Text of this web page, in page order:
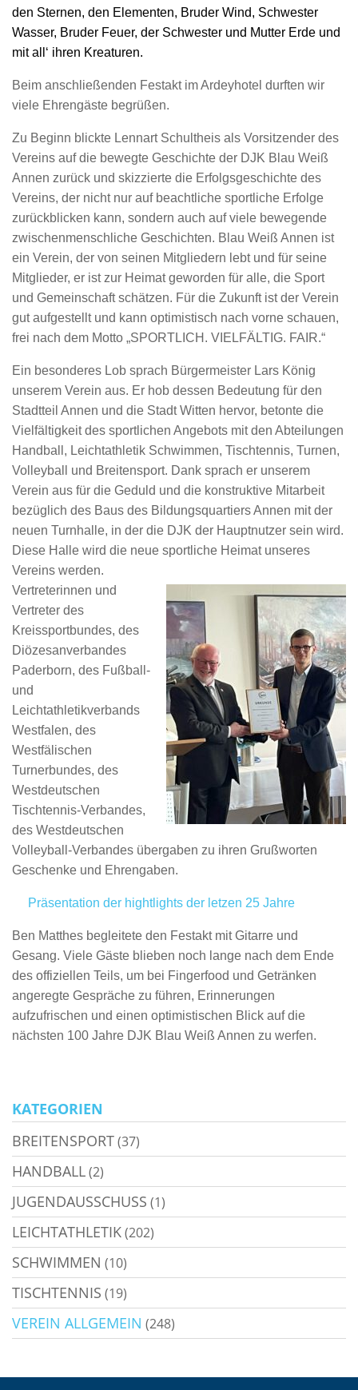
den Sternen, den Elementen, Bruder Wind, Schwester
Wasser, Bruder Feuer, der Schwester und Mutter Erde und
mit all‘ ihren Kreaturen.
Beim anschließenden Festakt im Ardeyhotel durften wir
viele Ehrengäste begrüßen.
Zu Beginn blickte Lennart Schultheis als Vorsitzender des
Vereins auf die bewegte Geschichte der DJK Blau Weiß
Annen zurück und skizzierte die Erfolgsgeschichte des
Vereins, der nicht nur auf beachtliche sportliche Erfolge
zurückblicken kann, sondern auch auf viele bewegende
zwischenmenschliche Geschichten. Blau Weiß Annen ist
ein Verein, der von seinen Mitgliedern lebt und für seine
Mitglieder, er ist zur Heimat geworden für alle, die Sport
und Gemeinschaft schätzen. Für die Zukunft ist der Verein
gut aufgestellt und kann optimistisch nach vorne schauen,
frei nach dem Motto „SPORTLICH. VIELFÄLTIG. FAIR.“
Ein besonderes Lob sprach Bürgermeister Lars König
unserem Verein aus. Er hob dessen Bedeutung für den
Stadtteil Annen und die Stadt Witten hervor, betonte die
Vielfältigkeit des sportlichen Angebots mit den Abteilungen
Handball, Leichtathletik Schwimmen, Tischtennis, Turnen,
Volleyball und Breitensport. Dank sprach er unserem
Verein aus für die Geduld und die konstruktive Mitarbeit
bezüglich des Baus des Bildungsquartiers Annen mit der
neuen Turnhalle, in der die DJK der Hauptnutzer sein wird.
Diese Halle wird die neue sportliche Heimat unseres
Vereins werden.
Vertreterinnen und
Vertreter des
Kreissportbundes, des
Diözesanverbandes
Paderborn, des Fußball-
und
Leichtathletikverbands
Westfalen, des
Westfälischen
Turnerbundes, des
Westdeutschen
Tischtennis-Verbandes,
des Westdeutschen
Volleyball-Verbandes übergaben zu ihren Grußworten
Geschenke und Ehrengaben.
Präsentation der hightlights der letzen 25 Jahre
Ben Matthes begleitete den Festakt mit Gitarre und
Gesang. Viele Gäste blieben noch lange nach dem Ende
des offiziellen Teils, um bei Fingerfood und Getränken
angeregte Gespräche zu führen, Erinnerungen
aufzufrischen und einen optimistischen Blick auf die
nächsten 100 Jahre DJK Blau Weiß Annen zu werfen.
KATEGORIEN
BREITENSPORT(37)
HANDBALL(2)
JUGENDAUSSCHUSS (1)
LEICHTATHLETIK(202)
SCHWIMMEN (10)
TISCHTENNIS (19)
VEREIN ALLGEMEIN (248)